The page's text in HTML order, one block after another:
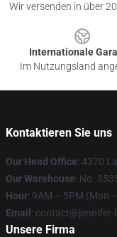
Wir versenden in über
Internationale
Im Nutzungsland
Kontaktieren Sie uns
Our Head Office: 4370
Our Warehouse: No.
Hour: 9AM – 5PM (Mon
Email :
Unsere Firma